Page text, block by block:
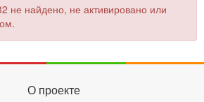
не найдено, не активировано или
О проекте